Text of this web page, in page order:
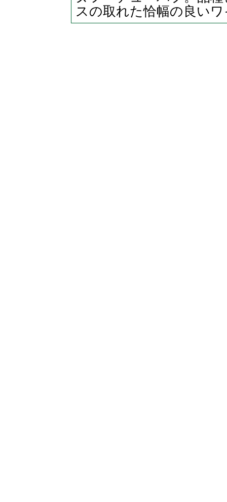
スの取れた恰幅の良い